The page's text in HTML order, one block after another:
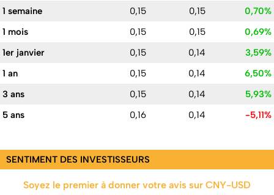
1 semaine
0,15 0,15
0,70%
1 mois
0,15 0,15
0,69%
1er janvier
0,15 0,14
3,59%
1 an
0,15 0,14
6,50%
3 ans
0,15 0,14
5,93%
5 ans
0,16 0,14 -5,11%
SENTIMENT DES INVESTISSEURS
Soyez le premier à donner votre avis sur CNY-USD